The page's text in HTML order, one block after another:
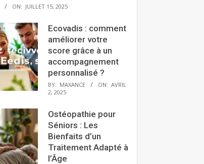
ON: JUILLET 15, 2025
Ecovadis : comment
améliorer votre
score grâce à un
accompagnement
personnalisé ?
BY: MAXANCE ON: AVRIL
2, 2025
Ostéopathie pour
Séniors : Les
Bienfaits d’un
Traitement Adapté à
l’Âge